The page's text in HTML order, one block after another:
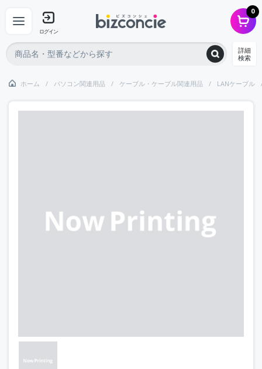
ログイン
0
詳細
検索
ホーム パソコン関連用品 ケーブル・ケーブル関連用品 LANケーブル